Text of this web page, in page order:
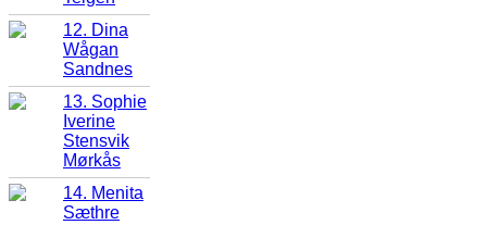
12. Dina
Wågan
Sandnes
13. Sophie
Iverine
Stensvik
Mørkås
14. Menita
Sæthre